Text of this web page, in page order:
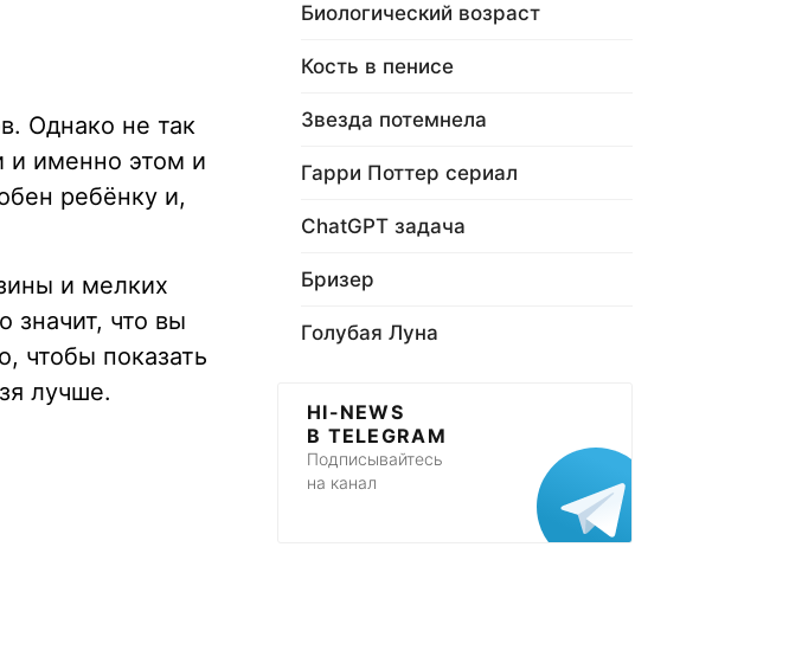
Однако не так
и именно этом и
ребёнку и,
и мелких
значит, что вы
чтобы показать
лучше.
Биологический возраст
Кость в пенисе
Звезда потемнела
Гарри Поттер сериал
ChatGPT задача
Бризер
Голубая Луна
HI-NEWS
В TELEGRAM
Подписывайтесь
на канал